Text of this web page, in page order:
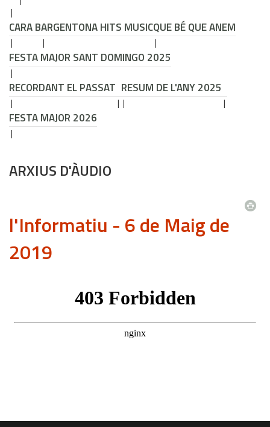
CARA BARGENTONA HITS MUSICQUE BÉ QUE ANEM
FESTA MAJOR SANT DOMINGO 2025
RECORDANT EL PASSAT RESUM DE L'ANY 2025
FESTA MAJOR 2026
ARXIUS D'ÀUDIO
l'Informatiu - 6 de Maig de
2019